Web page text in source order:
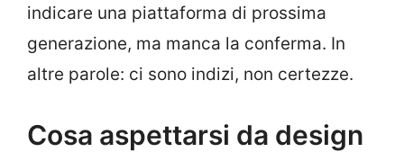
indicare una piattaforma di prossima
generazione, ma manca la conferma. In
altre parole: ci sono indizi, non certezze.
Cosa aspettarsi da design